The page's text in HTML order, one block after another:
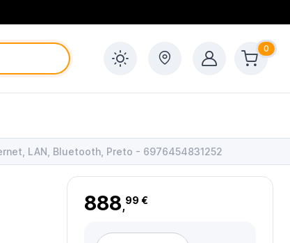
0
LAN, Bluetooth, Preto - 6976454831252
888,99 €